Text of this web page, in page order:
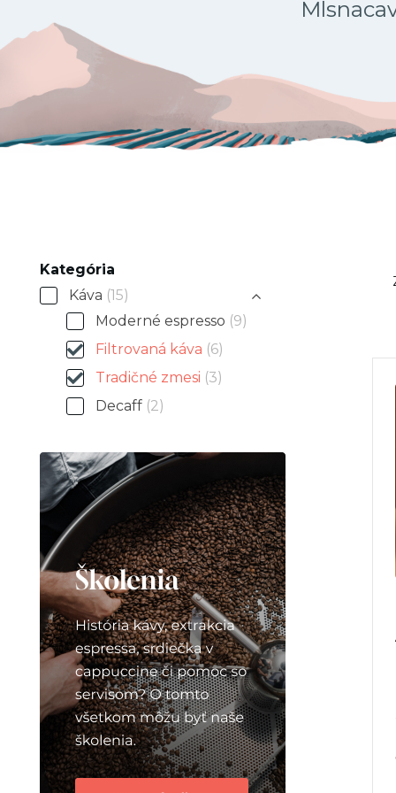
Kategória
Káva (15)
Moderné espresso (9)
Filtrovaná káva (6)
Tradičné zmesi (3)
Decaff (2)